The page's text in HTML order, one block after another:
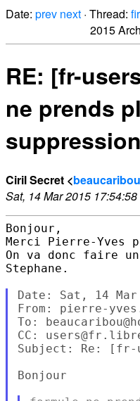
Date: prev next · Thread:
2015
RE: [fr-
ne prends
Ciril Secret <
Sat, 14 Mar 2015
Bonjour,
Merci Pierre-Yves
On va donc faire
Stephane.
Date: Sat, 14 Mar
From: pierre-
To:
CC:
Subject: Re: [fr-
Bonjour